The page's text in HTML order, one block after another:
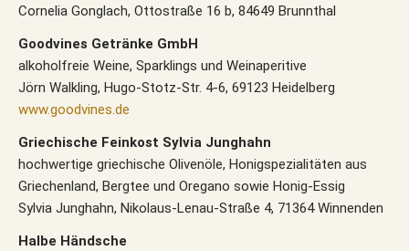
Cornelia Gonglach, Ottostraße 16 b, 84649 Brunnthal
Goodvines Getränke GmbH
alkoholfreie Weine, Sparklings und Weinaperitive
Jörn Walkling, Hugo-Stotz-Str. 4-6, 69123 Heidelberg
www.goodvines.de
Griechische Feinkost Sylvia Junghahn
hochwertige griechische Olivenöle, Honigspezialitäten aus
Griechenland, Bergtee und Oregano sowie Honig-Essig
Sylvia Junghahn, Nikolaus-Lenau-Straße 4, 71364 Winnenden
Halbe Händsche